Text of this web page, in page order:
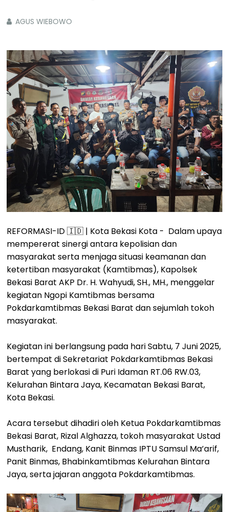
AGUS WIEBOWO
REFORMASI-ID 🇮🇩 | Kota Bekasi Kota - Dalam upaya
mempererat sinergi antara kepolisian dan
masyarakat serta menjaga situasi keamanan dan
ketertiban masyarakat (Kamtibmas), Kapolsek
Bekasi Barat AKP Dr. H. Wahyudi, SH., MH., menggelar
kegiatan Ngopi Kamtibmas bersama
Pokdarkamtibmas Bekasi Barat dan sejumlah tokoh
masyarakat.
Kegiatan ini berlangsung pada hari Sabtu, 7 Juni 2025,
bertempat di Sekretariat Pokdarkamtibmas Bekasi
Barat yang berlokasi di Puri Idaman RT.06 RW.03,
Kelurahan Bintara Jaya, Kecamatan Bekasi Barat,
Kota Bekasi.
Acara tersebut dihadiri oleh Ketua Pokdarkamtibmas
Bekasi Barat, Rizal Alghazza, tokoh masyarakat Ustad
Mustharik, Endang, Kanit Binmas IPTU Samsul Ma’arif,
Panit Binmas, Bhabinkamtibmas Kelurahan Bintara
Jaya, serta jajaran anggota Pokdarkamtibmas.